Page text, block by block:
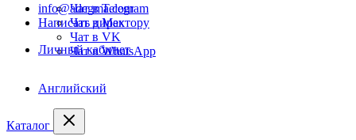
Чат в Telegram
Чат в Max
Чат в VK
Чат в WhatsApp
info@adegma.com
Написать директору
Личный кабинет
Английский
Каталог